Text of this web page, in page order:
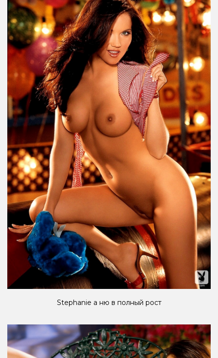
Stephanie a ню в полный рост